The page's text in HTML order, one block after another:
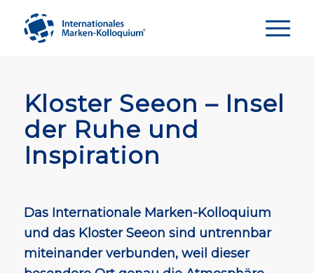
Kloster Seeon – Insel
der Ruhe und
Inspiration
Das Internationale Marken-Kolloquium
und das Kloster Seeon sind untrennbar
miteinander verbunden, weil dieser